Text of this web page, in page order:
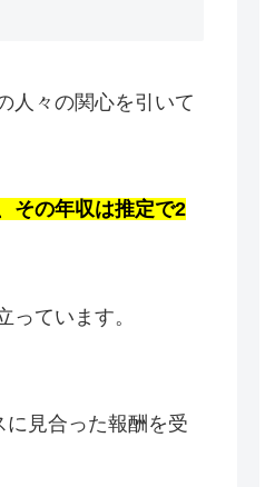
人々の関心を引いて
その年収は推定で2
ています。
見合った報酬を受